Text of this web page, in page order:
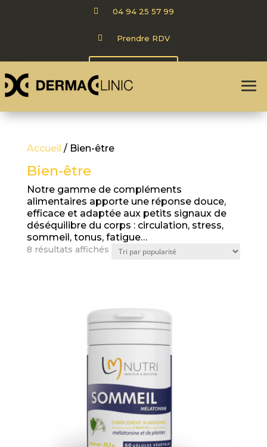
 04 94 25 57 99
 Prendre RDV
Accueil / Bien-être
Bien-être
Notre gamme de compléments
alimentaires apporte une réponse douce,
efficace et adaptée aux petits signaux de
déséquilibre du corps : circulation, stress,
sommeil, tonus, fatigue…
8 résultats affichésTrié